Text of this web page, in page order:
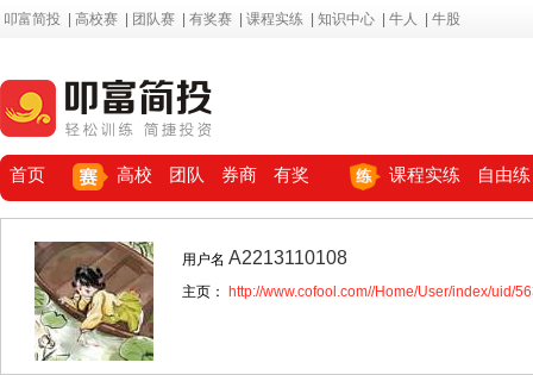
叩富简投 高校赛 团队赛 有奖赛 课程实练 知识中心 牛人 牛股
首页 高校 团队 券商 有奖 课程实练 自由练
用户名 A2213110108
主页： http://www.cofool.com//Home/User/index/uid/